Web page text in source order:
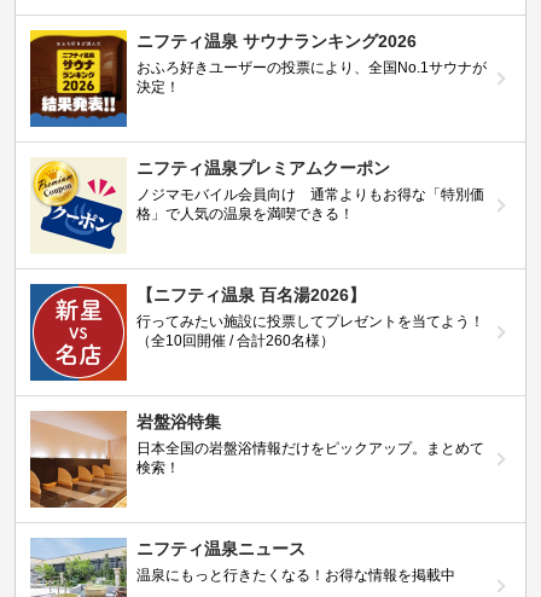
ニフティ温泉 サウナランキング2026
おふろ好きユーザーの投票により、全国No.1サウナが
決定！
ニフティ温泉プレミアムクーポン
ノジマモバイル会員向け 通常よりもお得な「特別価
格」で人気の温泉を満喫できる！
【ニフティ温泉 百名湯2026】
行ってみたい施設に投票してプレゼントを当てよう！
（全10回開催 / 合計260名様）
岩盤浴特集
日本全国の岩盤浴情報だけをピックアップ。まとめて
検索！
ニフティ温泉ニュース
温泉にもっと行きたくなる！お得な情報を掲載中